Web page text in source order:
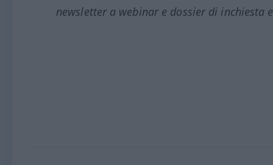
newsletter a webinar e dossier di inchiesta